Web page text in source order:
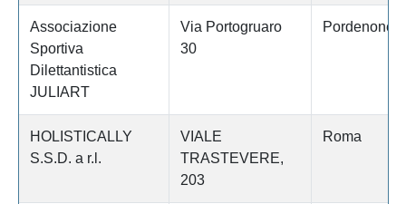
Associazione
Sportiva
Dilettantistica
JULIART
Via Portogruaro
30
Pordenone
HOLISTICALLY
S.S.D. a r.l.
VIALE
TRASTEVERE,
203
Roma